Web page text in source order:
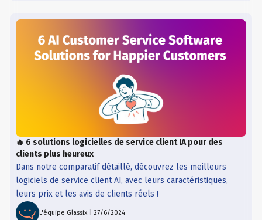
🔥 6 solutions logicielles de service client IA pour des
clients plus heureux
Dans notre comparatif détaillé, découvrez les meilleurs
logiciels de service client AI, avec leurs caractéristiques,
leurs prix et les avis de clients réels !
L'équipe Glassix |27/6/2024